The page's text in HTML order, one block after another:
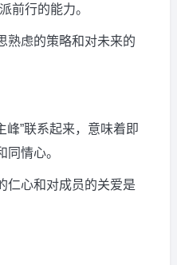
前行的能力。
熟虑的策略和对未来的
”联系起来，意味着即
情心。
仁心和对成员的关爱是